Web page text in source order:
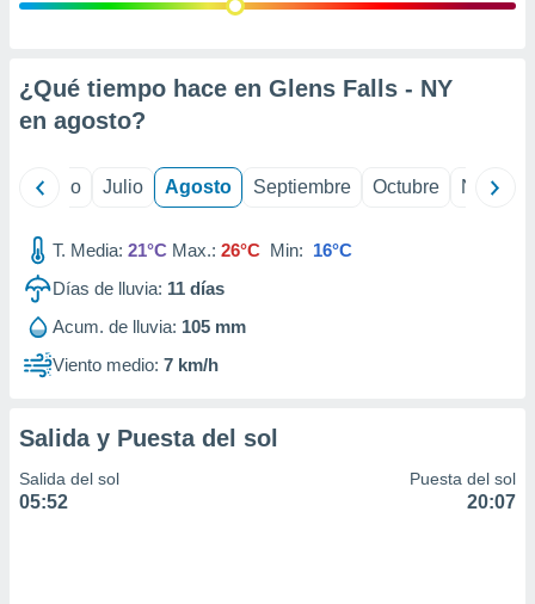
e
mediante
de
1199
¿Qué tiempo hace en Glens Falls - NY
en agosto?
Junio Julio Agosto Septiembre Octubre
T. Media: 21°C Max.: 26°C Min: 16°C
Días de lluvia: 11 días
Acum. de lluvia: 105 mm
Viento medio: 7 km/h
Salida y Puesta del sol
Salida del sol
05:52
Puesta del sol
20:07